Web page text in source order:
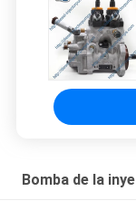
Bomba de la